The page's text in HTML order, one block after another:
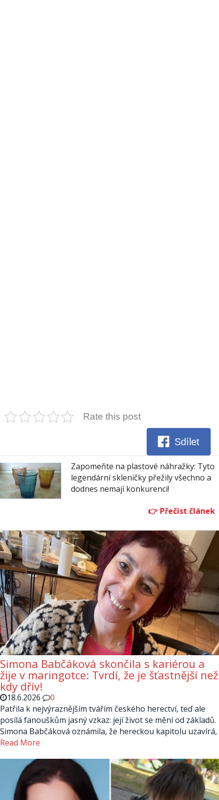
Rate this post
Sdílet
Zapomeňte na plastové náhražky: Tyto
legendární skleničky přežily všechno a
dodnes nemají konkurenci!
Simona Babčáková skončila s kariérou a
žije v maringotce: Tvrdí, že je šťastnější než
kdy dřív!
18.6.2026
0
Patřila k nejvýraznějším tvářím českého herectví, teď ale
posílá fanouškům jasný vzkaz: její život se mění od základů.
Simona Babčáková oznámila, že hereckou kapitolu uzavírá,
Read More